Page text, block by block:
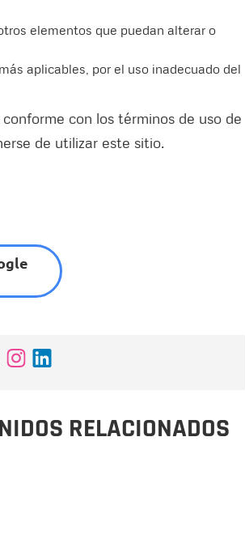
elementos que puedan alterar o
aplicables, por el uso inadecuado del
con los términos de uso de
de utilizar este sitio.
RELACIONADOS